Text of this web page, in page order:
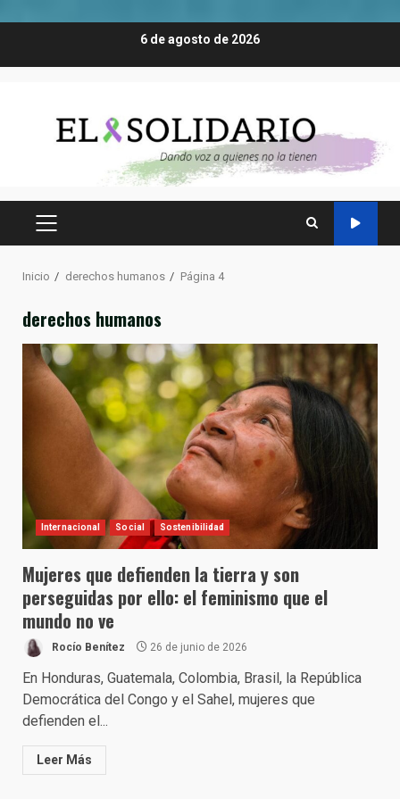
6 de agosto de 2026
MENÚ
Inicio derechos humanos Página 4
derechos humanos
Internacional Social Sostenibilidad
Mujeres que defienden la tierra y son
perseguidas por ello: el feminismo que el
mundo no ve
Rocío Benítez 26 de junio de 2026
En Honduras, Guatemala, Colombia, Brasil, la República
Democrática del Congo y el Sahel, mujeres que
defienden el...
Leer Más